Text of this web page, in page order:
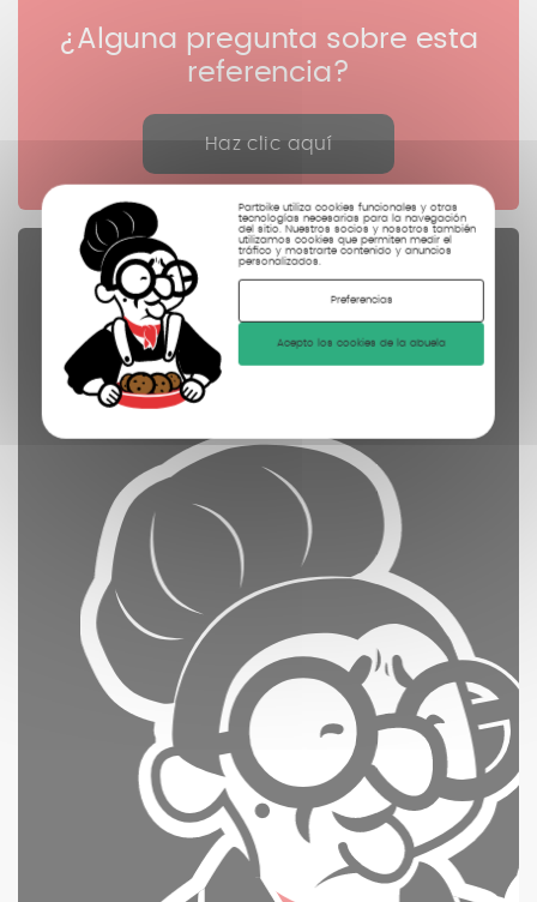
Partbike utiliza cookies funcionales y otras
tecnologías necesarias para la navegación
del sitio. Nuestros socios y nosotros también
utilizamos cookies que permiten medir el
tráfico y mostrarte contenido y anuncios
personalizados.
Preferencias
Acepto los cookies de la abuela
¿Alguna pregunta sobre esta
referencia?
Haz clic aquí
Piezas de repuesto
controladas
limpiadas
fotografiadas